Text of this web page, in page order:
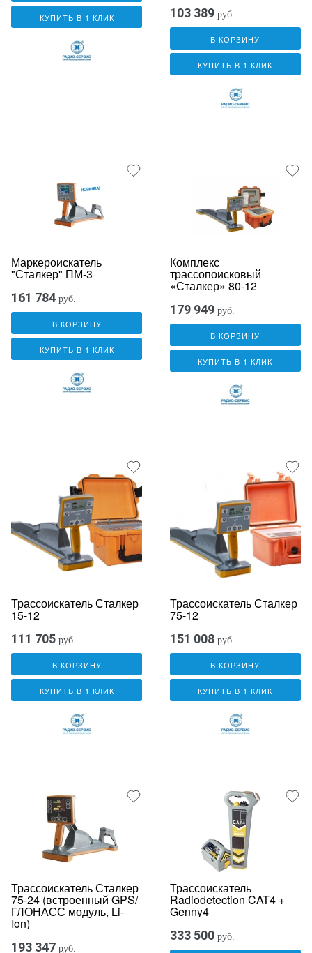
КУПИТЬ В 1 КЛИК 103 389 руб.
В КОРЗИНУ
КУПИТЬ В 1 КЛИК
Маркероискатель
"Сталкер" ПМ-3
161 784 руб.
В КОРЗИНУ
КУПИТЬ В 1 КЛИК
Комплекс
трассопоисковый
«Сталкер» 80-12
179 949 руб.
В КОРЗИНУ
КУПИТЬ В 1 КЛИК
Трассоискатель Сталкер
15-12
111 705 руб.
В КОРЗИНУ
КУПИТЬ В 1 КЛИК
Трассоискатель Сталкер
75-12
151 008 руб.
В КОРЗИНУ
КУПИТЬ В 1 КЛИК
Трассоискатель Сталкер
75-24 (встроенный GPS/
ГЛОНАСС модуль, Li-
Ion)
193 347 руб.
Трассоискатель
Radiodetection CAT4 +
Genny4
333 500 руб.